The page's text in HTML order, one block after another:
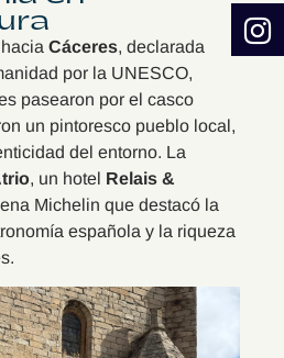
Cáceres, declarada
por la UNESCO,
pasearon por el casco
un pintoresco pueblo local,
del entorno. La
, un hotel Relais &
Michelin que destacó la
española y la riqueza